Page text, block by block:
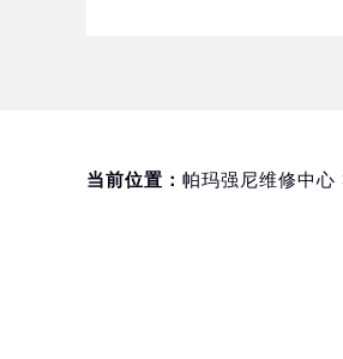
当前位置： 帕玛强尼维修中心